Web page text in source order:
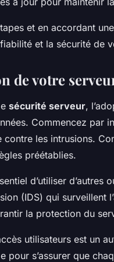
et en accordant
et la sécurité de
de votre
sécurité serveur,
Commencez par
contre les intrusions.
préétablies.
d’utiliser
(IDS) qui surveillent
la protection du
utilisateurs est un
pour s’assurer que